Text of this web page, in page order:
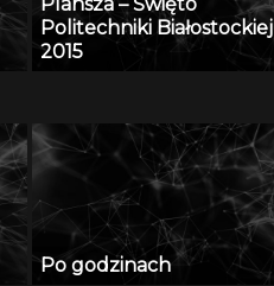
Politechniki Białostockiej
2015
Po godzinach